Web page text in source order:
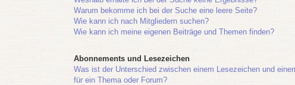
Warum bekomme ich bei der Suche eine leere Seite?
Wie kann ich nach Mitgliedern suchen?
Wie kann ich meine eigenen Beiträge und Themen finden?
Abonnements und Lesezeichen
Was ist der Unterschied zwischen einem Lesezeichen und
für ein Thema oder Forum?